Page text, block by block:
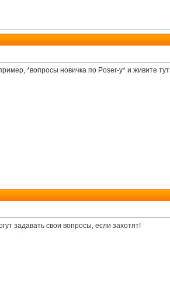
*вопросы новичка по Poser-у* и живите тут
задавать свои вопросы, если захотят!